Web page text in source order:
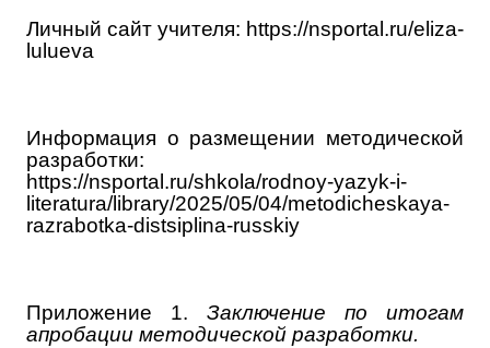
Личный сайт учителя: https://nsportal.ru/eliza-
lulueva
Информация о размещении методической
разработки:
https://nsportal.ru/shkola/rodnoy-yazyk-i-
literatura/library/2025/05/04/metodicheskaya-
razrabotka-distsiplina-russkiy
Приложение 1. Заключение по итогам
апробации методической разработки.